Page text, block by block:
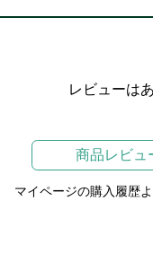
レビューは
商品レビュ
マイページの購入履歴